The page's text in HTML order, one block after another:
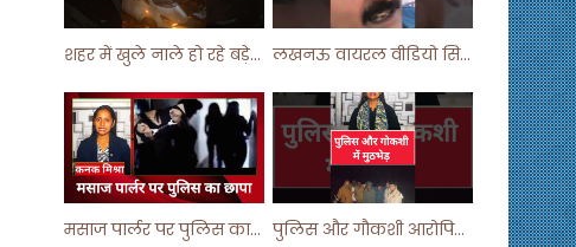
शहर में खुले नाले हो रहे बड़े हादसे ! #shortsvideo #shorts लखनऊ वायरल वीडियो सिस्टम पर सवाल ! #shorts #shortvideo
मसाज पार्लर पर पुलिस का छापा ! #viralvideo #trending #parlour पुलिस और गौकशी आरोपियों में मुठभेड़ ! #shortvideo #shorts #shortsfeed